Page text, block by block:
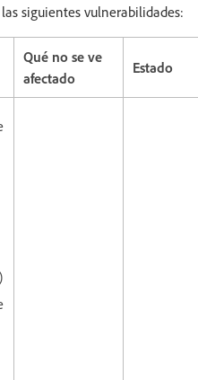
siguientes vulnerabilidades:
Qué no se ve
afectado
Estado